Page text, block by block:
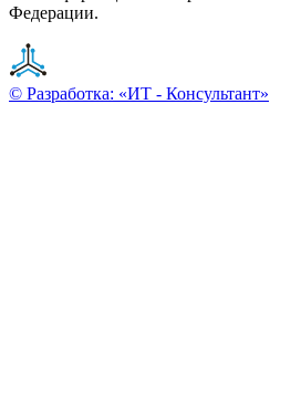
Федерации.
© Разработка: «ИТ - Консультант»